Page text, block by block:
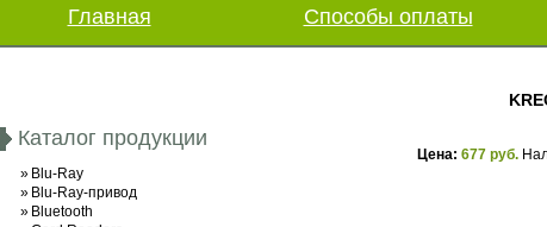
Главная Способы оплаты
Каталог продукции
» Blu-Ray
» Blu-Ray-привод
» Bluetooth
Цена: 677 руб.